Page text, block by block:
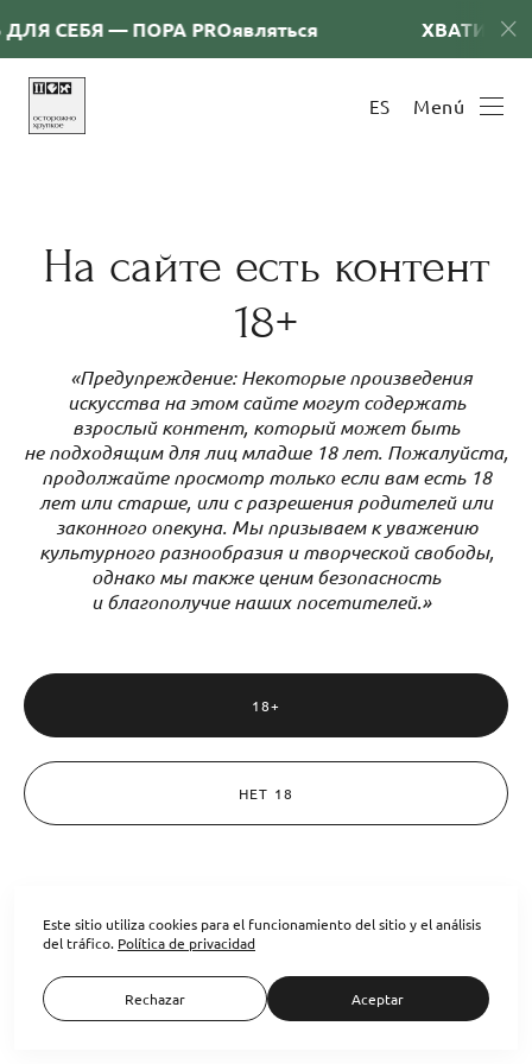
СЕБЯ — ПОРА PRОявляться ХВАТИТ
ES Menú
forma solo puede realizarse con el permiso del titular de los derechos ©
información Legal. Vendedor: Ostroumova Evgenia Alexandrovna. NIF
Política de privacidad
Este sitio utiliza cookies para el funcionamiento del sitio y el análisis
del tráfico. Política de privacidad
Rechazar Aceptar
На сайте есть контент
18+
«Предупреждение: Некоторые произведения
искусства на этом сайте могут содержать
взрослый контент, который может быть
не подходящим для лиц младше 18 лет. Пожалуйста,
продолжайте просмотр только если вам есть 18
лет или старше, или с разрешения родителей или
законного опекуна. Мы призываем к уважению
культурного разнообразия и творческой свободы,
однако мы также ценим безопасность
и благополучие наших посетителей.»
18+
НЕТ 18